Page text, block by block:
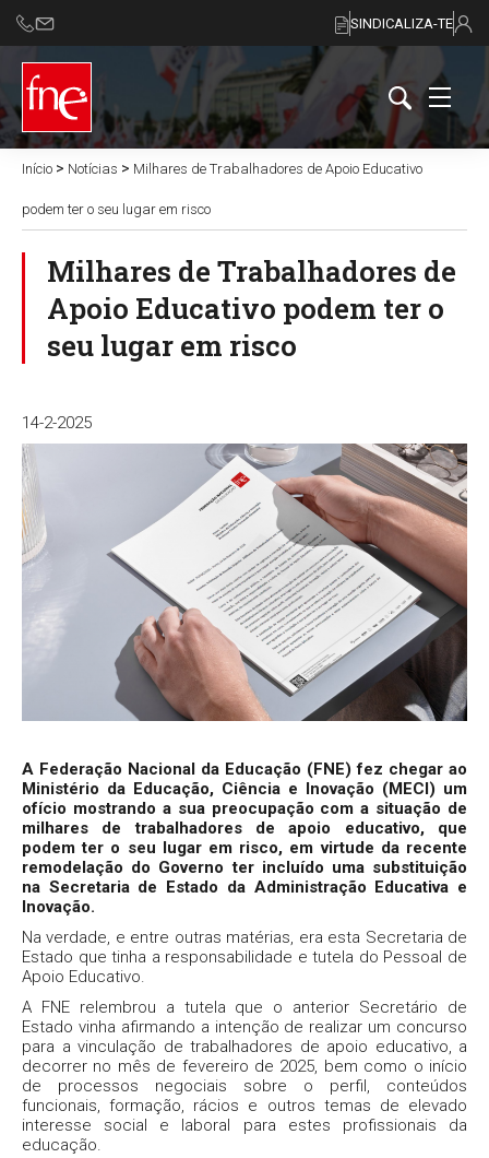
SINDICALIZA-TE
Início > Notícias > Milhares de Trabalhadores de Apoio Educativo
podem ter o seu lugar em risco
Milhares de Trabalhadores de
Apoio Educativo podem ter o
seu lugar em risco
14-2-2025
A Federação Nacional da Educação (FNE) fez chegar ao
Ministério da Educação, Ciência e Inovação (MECI) um
ofício mostrando a sua preocupação com a situação de
milhares de trabalhadores de apoio educativo, que
podem ter o seu lugar em risco, em virtude da recente
remodelação do Governo ter incluído uma substituição
na Secretaria de Estado da Administração Educativa e
Inovação.
Na verdade, e entre outras matérias, era esta Secretaria de
Estado que tinha a responsabilidade e tutela do Pessoal de
Apoio Educativo.
A FNE relembrou a tutela que o anterior Secretário de
Estado vinha afirmando a intenção de realizar um concurso
para a vinculação de trabalhadores de apoio educativo, a
decorrer no mês de fevereiro de 2025, bem como o início
de processos negociais sobre o perfil, conteúdos
funcionais, formação, rácios e outros temas de elevado
interesse social e laboral para estes profissionais da
educação.